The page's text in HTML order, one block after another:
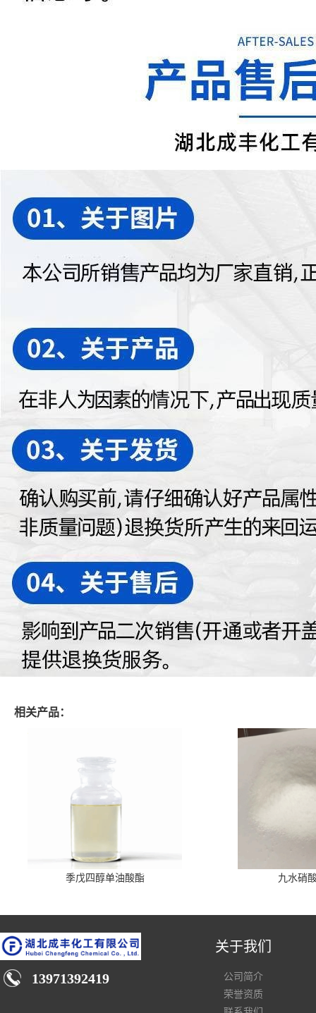
相关产品：
季戊四醇单油酸酯 九水硝
13971392419
关于我们
公司简介
荣誉资质